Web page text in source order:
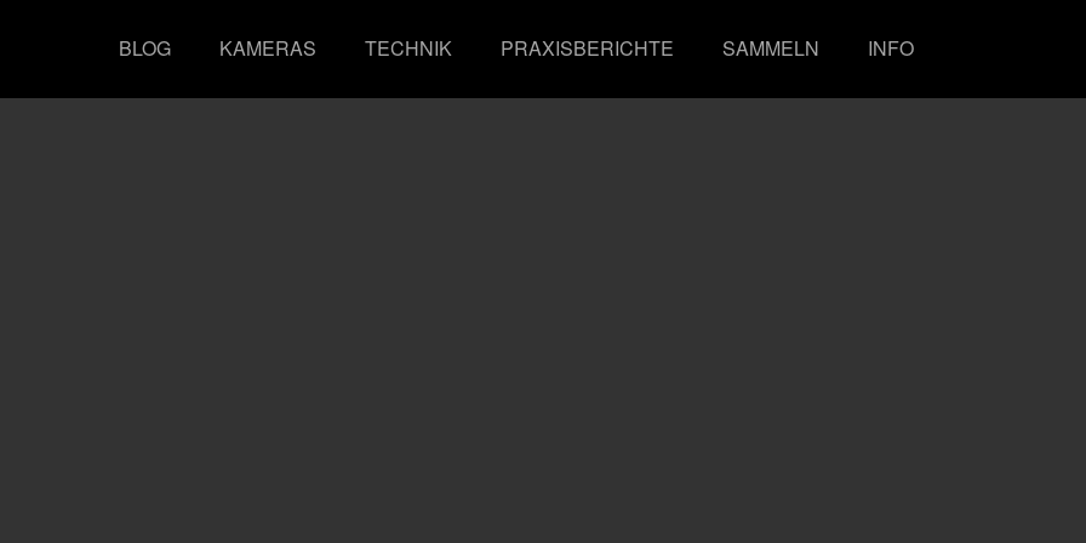
BLOG KAMERAS TECHNIK PRAXISBERICHTE SAMMELN INFO